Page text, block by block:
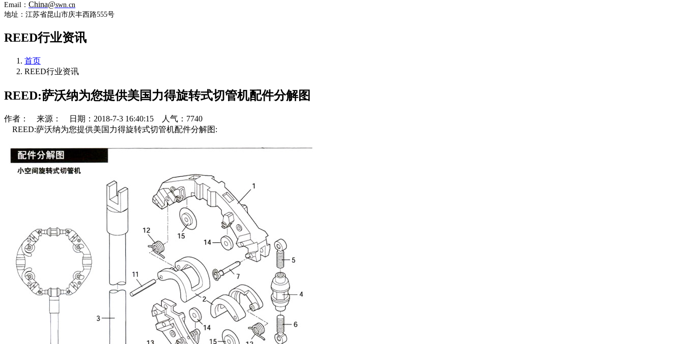
Email： China@swn.cn
地址：江苏省昆山市庆丰西路555号
REED行业资讯
首页
REED行业资讯
REED:萨沃纳为您提供美国力得旋转式切管机配件分解图
作者： 来源： 日期：2018-7-3 16:40:15 人气：7740
REED:萨沃纳为您提供美国力得旋转式切管机配件分解图: